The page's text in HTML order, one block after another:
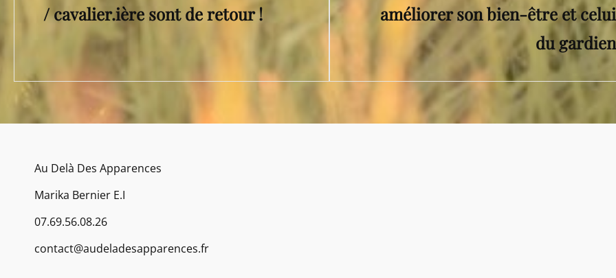
/ cavalier.ière sont de retour !
améliorer son bien-être et celui
du gardien
Au Delà Des Apparences
Marika Bernier E.I
07.69.56.08.26
contact@audeladesapparences.fr